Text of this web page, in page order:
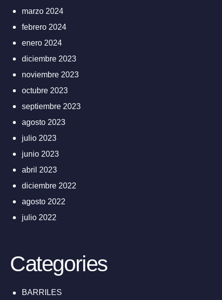
marzo 2024
febrero 2024
enero 2024
diciembre 2023
noviembre 2023
octubre 2023
septiembre 2023
agosto 2023
julio 2023
junio 2023
abril 2023
diciembre 2022
agosto 2022
julio 2022
Categories
BARRILES